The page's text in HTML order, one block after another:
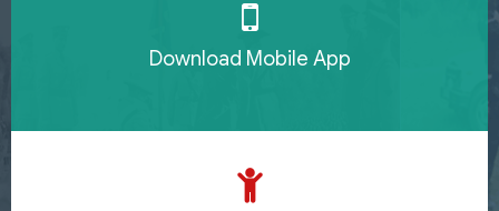
Download Mobile App